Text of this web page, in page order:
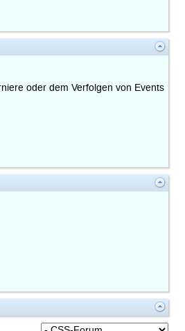
oder dem Verfolgen von Events